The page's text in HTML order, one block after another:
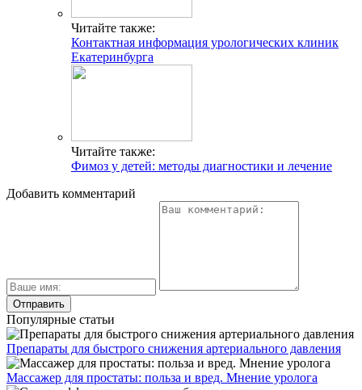
Читайте также:
Контактная информация урологических клиник
Екатеринбурга
Читайте также:
Фимоз у детей: методы диагностики и лечение
Добавить комментарий
Популярные статьи
Препараты для быстрого снижения артериального давления
Массажер для простаты: польза и вред. Мнение уролога